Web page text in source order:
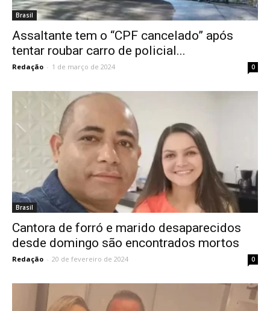
Brasil
Assaltante tem o “CPF cancelado” após
tentar roubar carro de policial...
Redação - 1 de março de 2024 0
Brasil
Cantora de forró e marido desaparecidos
desde domingo são encontrados mortos
Redação - 20 de fevereiro de 2024 0